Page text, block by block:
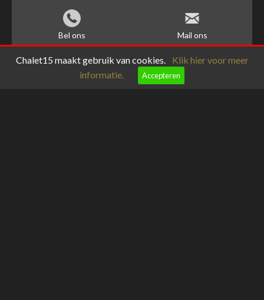
Bel ons Mail ons
Chalet15 maakt gebruik van cookies.
Klik hier voor meer
informatie.
Accepteren